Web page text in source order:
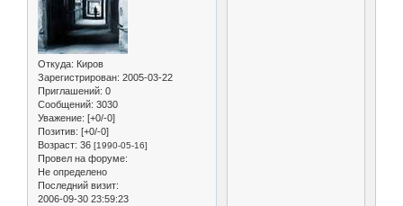
Откуда: Киров
Зарегистрирован: 2005-03-22
Приглашений: 0
Сообщений: 3030
Уважение: [+0/-0]
Позитив: [+0/-0]
Возраст: 36 [1990-05-16]
Провел на форуме:
Не определено
Последний визит:
2006-09-30 23:59:23